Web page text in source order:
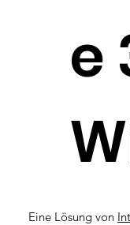
Eine Lösung von
e